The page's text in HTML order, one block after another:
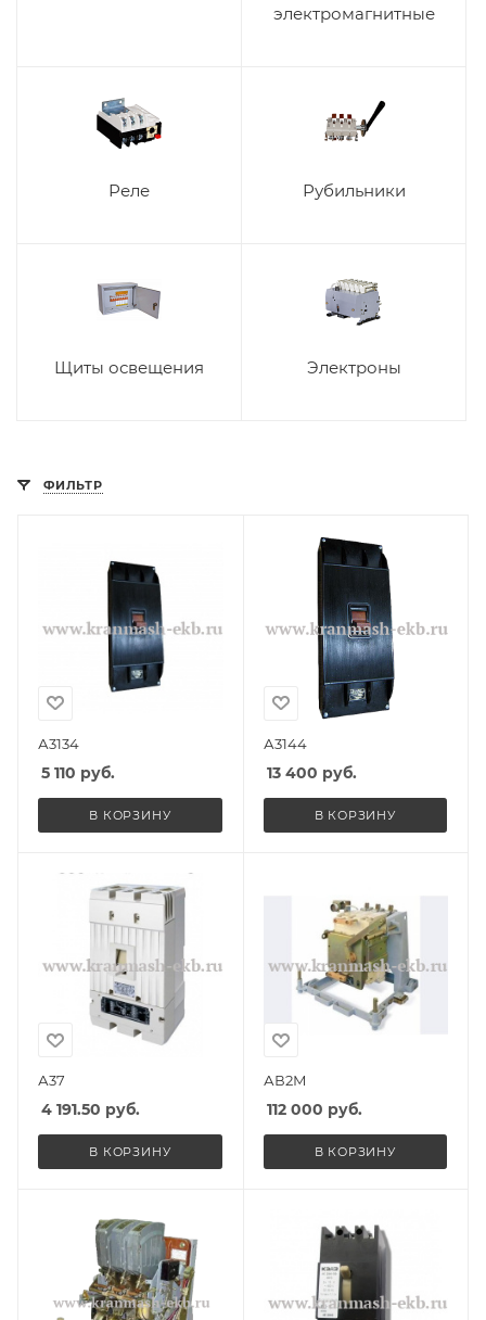
электромагнитные
Реле Рубильники
Щиты освещения Электроны
ФИЛЬТР
А3134
5 110 руб.
В КОРЗИНУ
А3144
13 400 руб.
В КОРЗИНУ
А37
4 191.50 руб.
В КОРЗИНУ
АВ2М
112 000 руб.
В КОРЗИНУ